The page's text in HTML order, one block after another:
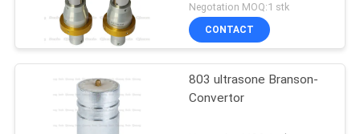
Negotation MOQ:1 stk
CONTACT
803 ultrasone Branson-
Convertor